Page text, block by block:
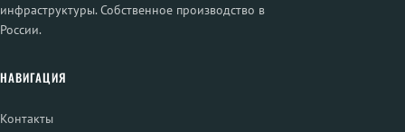
инфраструктуры. Собственное производство в
России.
НАВИГАЦИЯ
Контакты